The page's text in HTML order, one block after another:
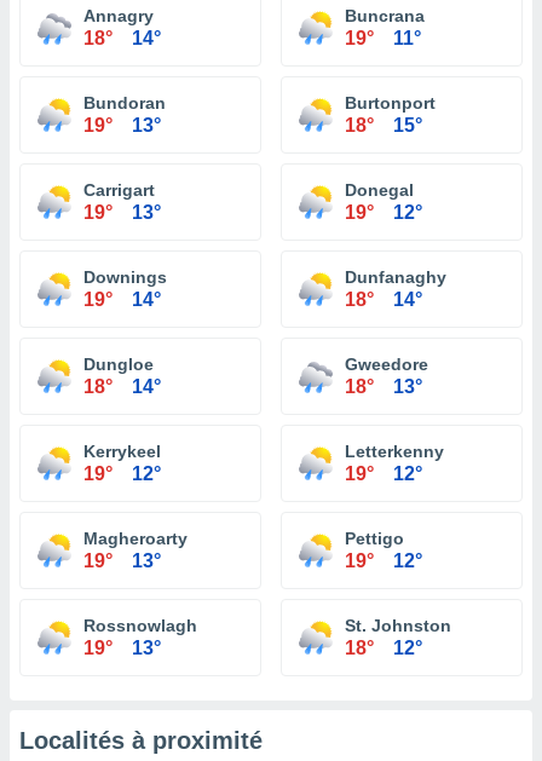
Annagry
18° 14°
Buncrana
19° 11°
Bundoran
19° 13°
Burtonport
18° 15°
Carrigart
19° 13°
Donegal
19° 12°
Downings
19° 14°
Dunfanaghy
18° 14°
Dungloe
18° 14°
Gweedore
18° 13°
Kerrykeel
19° 12°
Letterkenny
19° 12°
Magheroarty
19° 13°
Pettigo
19° 12°
Rossnowlagh
19° 13°
St. Johnston
18° 12°
Localités à proximité